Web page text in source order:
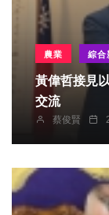
農業 綜合
黃偉哲接見
交流
蔡俊賢